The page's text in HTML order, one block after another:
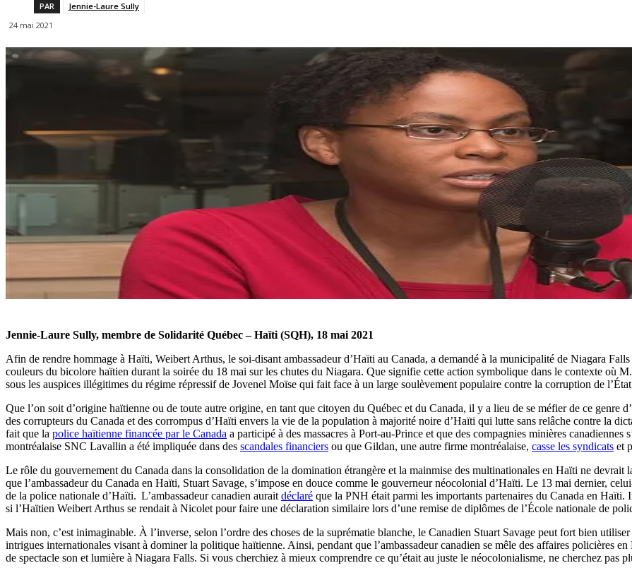
PAR
Jennie-Laure Sully
24 mai 2021
Jennie-Laure Sully, membre de Solidarité Québec – Haïti (SQH), 18 mai 2021
Afin de rendre hommage à Haïti, Weibert Arthus, le soi-disant ambassadeur d’Haïti au Canada, a demandé à la municipalité de Niagara
couleurs du bicolore haïtien durant la soirée du 18 mai sur les chutes du Niagara. Que signifie cette action symbolique dans le contexte où
sous les auspices illégitimes du régime répressif de Jovenel Moïse qui fait face à un large soulèvement populaire contre la corruption de
Que l’on soit d’origine haïtienne ou de toute autre origine, en tant que citoyen du Québec et du Canada, il y a lieu de se méfier de ce genre
des corrupteurs du Canada et des corrompus d’Haïti envers la vie de la population à majorité noire d’Haïti qui lutte sans relâche contre la
fait que la police haïtienne financée par le Canada a participé à des massacres à Port-au-Prince et que des compagnies minières
montréalaise SNC Lavallin a été impliquée dans des scandales financiers ou que Gildan, une autre firme montréalaise, casse les syndicats et
Le rôle du gouvernement du Canada dans la consolidation de la domination étrangère et la mainmise des multinationales en Haïti ne devrait
que l’ambassadeur du Canada en Haïti, Stuart Savage, s’impose en douce comme le gouverneur néocolonial d’Haïti. Le 13 mai dernier,
de la police nationale d’Haïti. L’ambassadeur canadien aurait déclaré que la PNH était parmi les importants partenaires du Canada en Haïti.
si l’Haïtien Weibert Arthus se rendait à Nicolet pour faire une déclaration similaire lors d’une remise de diplômes de l’École nationale de
Mais non, c’est inimaginable. À l’inverse, selon l’ordre des choses de la suprématie blanche, le Canadien Stuart Savage peut fort bien
intrigues internationales visant à dominer la politique haïtienne. Ainsi, pendant que l’ambassadeur canadien se mêle des affaires policières
de spectacle son et lumière à Niagara Falls. Si vous cherchiez à mieux comprendre ce qu’était au juste le néocolonialisme, ne cherchez pas